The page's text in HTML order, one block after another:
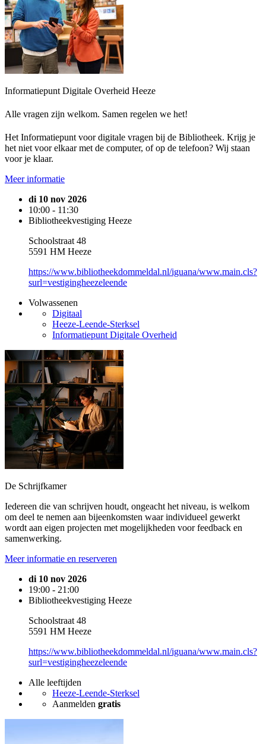
Informatiepunt Digitale Overheid Heeze
Alle vragen zijn welkom. Samen regelen we het!
Het Informatiepunt voor digitale vragen bij de Bibliotheek. Krijg je
het niet voor elkaar met de computer, of op de telefoon? Wij staan
voor je klaar.
Meer informatie
di 10 nov 2026
10:00 - 11:30
Bibliotheekvestiging Heeze
Schoolstraat 48
5591 HM Heeze
https://www.bibliotheekdommeldal.nl/iguana/www.main.cls?
surl=vestigingheezeleende
Volwassenen
Digitaal
Heeze-Leende-Sterksel
Informatiepunt Digitale Overheid
De Schrijfkamer
Iedereen die van schrijven houdt, ongeacht het niveau, is welkom
om deel te nemen aan bijeenkomsten waar individueel gewerkt
wordt aan eigen projecten met mogelijkheden voor feedback en
samenwerking.
Meer informatie en reserveren
di 10 nov 2026
19:00 - 21:00
Bibliotheekvestiging Heeze
Schoolstraat 48
5591 HM Heeze
https://www.bibliotheekdommeldal.nl/iguana/www.main.cls?
surl=vestigingheezeleende
Alle leeftijden
Heeze-Leende-Sterksel
Aanmelden gratis